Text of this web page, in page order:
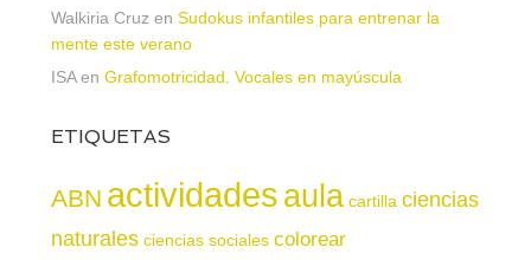
Walkiria Cruz en Sudokus infantiles para entrenar la
mente este verano
ISAen Grafomotricidad. Vocales en mayúscula
ETIQUETAS
ABN actividadesaula cartilla ciencias
naturales ciencias sociales colorear